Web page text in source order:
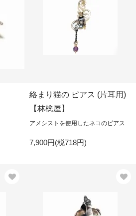
絡まり猫の ピアス (片耳用)
【林檎屋】
アメシストを使用したネコのピアス
7,900円(税718円)